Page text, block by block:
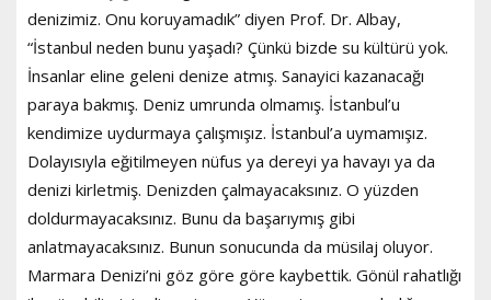
denizimiz. Onu koruyamadık” diyen Prof. Dr. Albay,
“İstanbul neden bunu yaşadı? Çünkü bizde su kültürü yok.
İnsanlar eline geleni denize atmış. Sanayici kazanacağı
paraya bakmış. Deniz umrunda olmamış. İstanbul’u
kendimize uydurmaya çalışmışız. İstanbul’a uymamışız.
Dolayısıyla eğitilmeyen nüfus ya dereyi ya havayı ya da
denizi kirletmiş. Denizden çalmayacaksınız. O yüzden
doldurmayacaksınız. Bunu da başarıymış gibi
anlatmayacaksınız. Bunun sonucunda da müsilaj oluyor.
Marmara Denizi’ni göz göre göre kaybettik. Gönül rahatlığı